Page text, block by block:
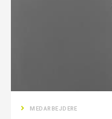
MEDARBEJDERE